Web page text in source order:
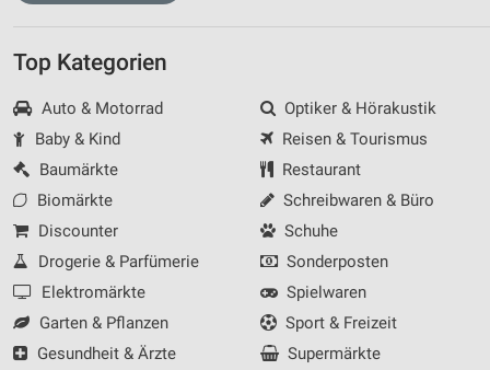
Top Kategorien
Auto & Motorrad
Baby & Kind
Baumärkte
Biomärkte
Discounter
Drogerie & Parfümerie
Elektromärkte
Garten & Pflanzen
Gesundheit & Ärzte
Optiker & Hörakustik
Reisen & Tourismus
Restaurant
Schreibwaren & Büro
Schuhe
Sonderposten
Spielwaren
Sport & Freizeit
Supermärkte